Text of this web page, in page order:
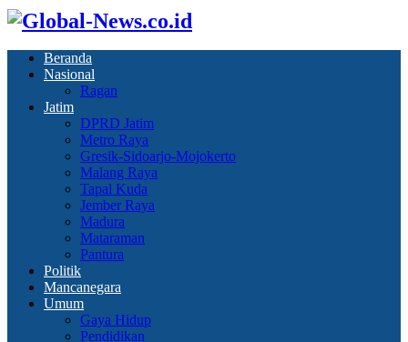
Beranda
Nasional
Ragan
Jatim
DPRD Jatim
Metro Raya
Gresik-Sidoarjo-Mojokerto
Malang Raya
Tapal Kuda
Jember Raya
Madura
Mataraman
Pantura
Politik
Mancanegara
Umum
Gaya Hidup
Pendidikan